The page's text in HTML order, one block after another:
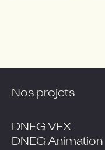
Nos projets
DNEG VFX
DNEG Animation